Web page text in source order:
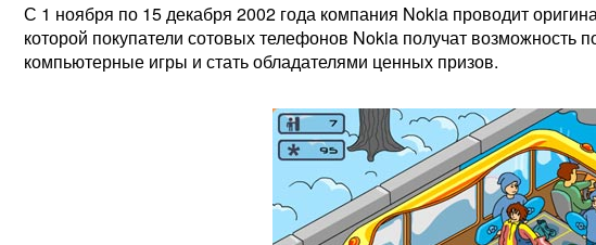
С 1 ноября по 15 декабря 2002 года компания Nokia проводит
которой покупатели сотовых телефонов Nokia получат возможность
компьютерные игры и стать обладателями ценных призов.